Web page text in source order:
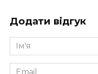
Додати відгук
Ім'я
*
Email